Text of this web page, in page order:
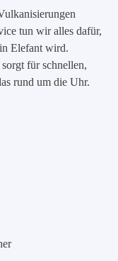
tun wir alles dafür,
Elefant wird.
für schnellen,
rund um die Uhr.